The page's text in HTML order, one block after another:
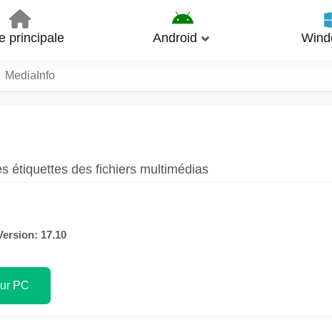
principale Android
MediaInfo
étiquettes des fichiers multimédias
17.10
PC